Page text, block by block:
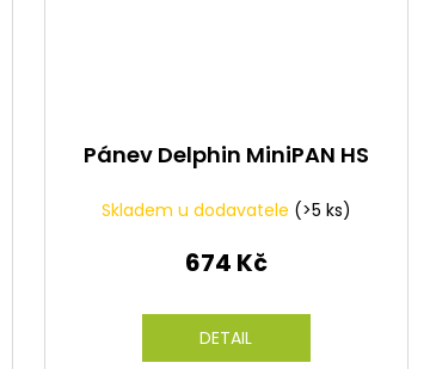
Pánev Delphin MiniPAN HS
Skladem u dodavatele (>5 ks)
674 Kč
DETAIL